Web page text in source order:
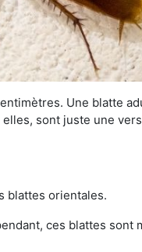
Une blatte
sont juste une
blattes orientales.
ces blattes sont